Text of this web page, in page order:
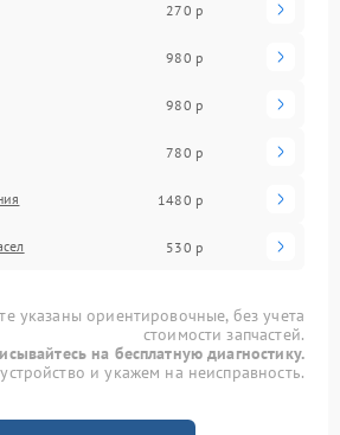
270 р
980 р
980 р
780 р
1480 р
530 р
указаны ориентировочные, без учета
стоимости запчастей.
на бесплатную диагностику.
и укажем на неисправность.